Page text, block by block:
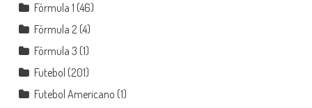
Fórmula 1 (46)
Fórmula 2(4)
Fórmula 3 (1)
Futebol (201)
Futebol Americano (1)